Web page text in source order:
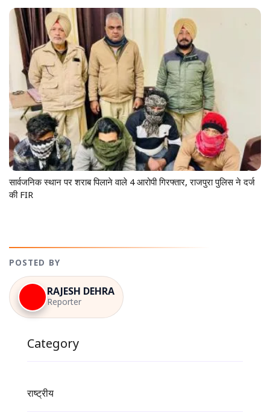
सार्वजनिक स्थान पर शराब पिलाने वाले 4 आरोपी गिरफ्तार, राजपुरा पुलिस ने दर्ज
की FIR
POSTED BY
RAJESH DEHRA
Reporter
Category
राष्ट्रीय